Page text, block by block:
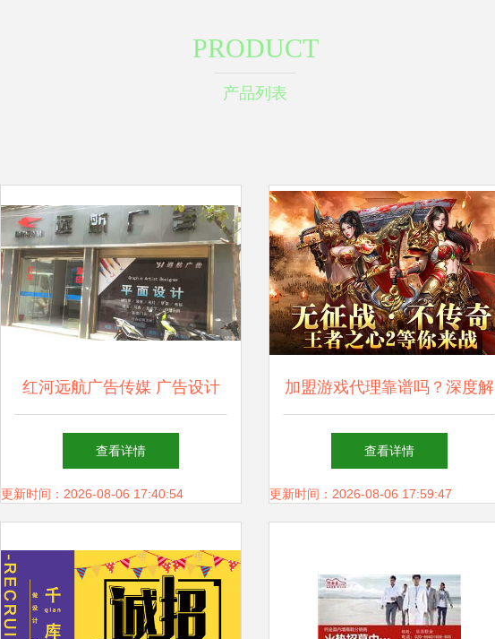
PRODUCT
产品列表
红河远航广告传媒 广告设计
与代理的核心价值
查看详情
更新时间：2026-08-06 17:40:54
加盟游戏代理靠谱吗？深度解
析游戏推广代理的机遇与陷阱
查看详情
更新时间：2026-08-06 17:59:47